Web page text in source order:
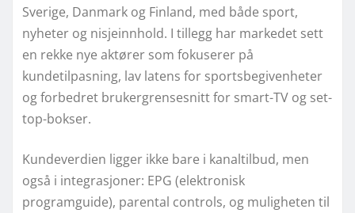
Sverige, Danmark og Finland, med både sport,
nyheter og nisjeinnhold. I tillegg har markedet sett
en rekke nye aktører som fokuserer på
kundetilpasning, lav latens for sportsbegivenheter
og forbedret brukergrensesnitt for smart-TV og set-
top-bokser.
Kundeverdien ligger ikke bare i kanaltilbud, men
også i integrasjoner: EPG (elektronisk
programguide), parental controls, og muligheten til